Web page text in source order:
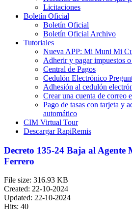
Licitaciones
Boletín Oficial
Boletín Oficial
Boletín Oficial Archivo
Tutoriales
Nueva APP: Mi Muni Mi
Adherir y pagar impuestos
Central de Pagos
Cedulón Electrónico
Adhesión al cedulón
Crear una cuenta de correo
Pago de tasas con tarjeta y
automático
CIM Virtual Tour
Descargar RapiRemis
Decreto 135-24 Baja al
Ferrero
File size: 316.93 KB
Created: 22-10-2024
Updated: 22-10-2024
Hits: 40